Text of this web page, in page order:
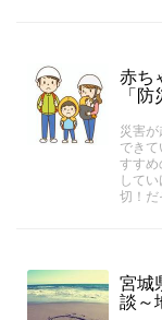
赤ち
「
災害
でき
すす
して
切！だ
宮城
談～